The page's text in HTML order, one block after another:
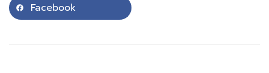
Facebook